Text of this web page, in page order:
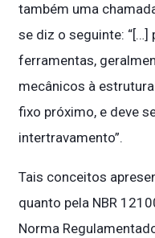
também uma
se diz o seguinte: “[…]
ferramentas,
mecânicos à
fixo próximo, e deve
intertravamento”.
Tais conceitos
quanto pela NBR
Norma